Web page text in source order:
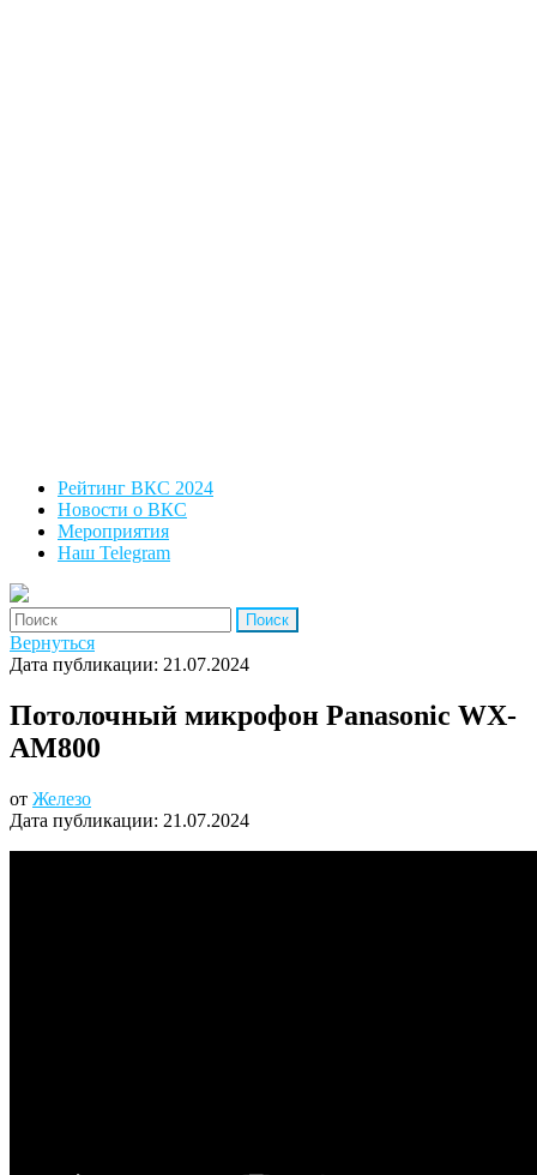
Рейтинг ВКС 2024
Новости о ВКС
Мероприятия
Наш Telegram
'Найти:
Вернуться
Дата публикации: 21.07.2024
Потолочный микрофон Panasonic WX-
AM800
от Железо
Дата публикации: 21.07.2024